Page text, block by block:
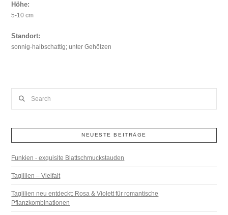
Höhe:
5-10 cm
Standort:
sonnig-halbschattig; unter Gehölzen
NEUESTE BEITRÄGE
Funkien - exquisite Blattschmuckstauden
Taglilien – Vielfalt
Taglilien neu entdeckt: Rosa & Violett für romantische
Pflanzkombinationen